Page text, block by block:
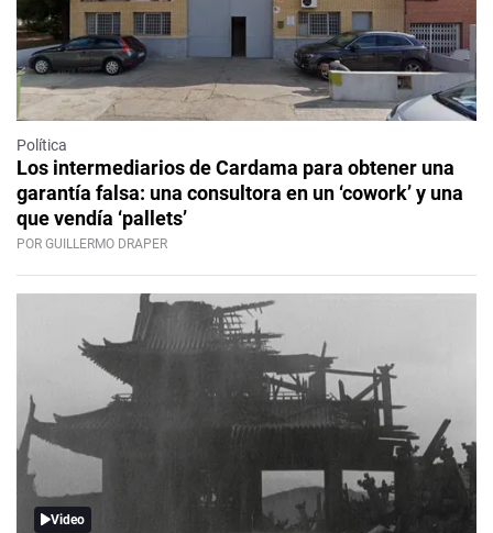
Política
Los intermediarios de Cardama para obtener una
garantía falsa: una consultora en un ‘cowork’ y una
que vendía ‘pallets’
POR GUILLERMO DRAPER
Video